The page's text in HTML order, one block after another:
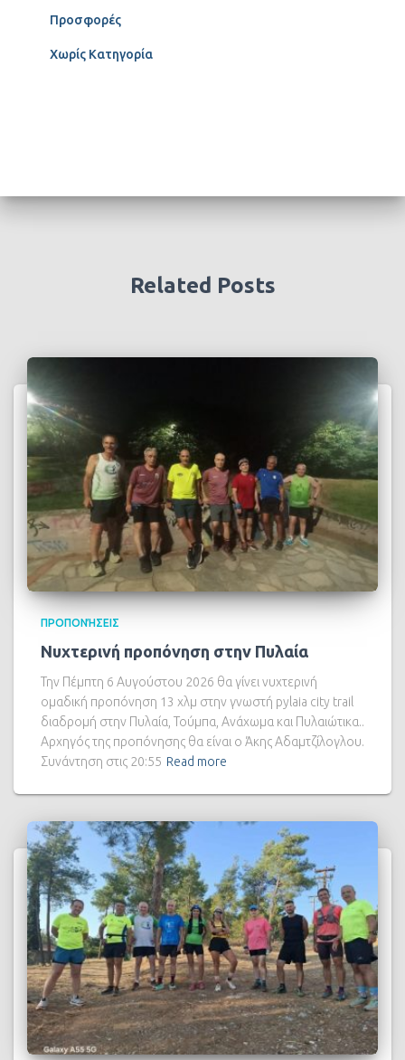
Προσφορές
Χωρίς Κατηγορία
Related Posts
ΠΡΟΠΟΝΉΣΕΙΣ
Νυχτερινή προπόνηση στην Πυλαία
Την Πέμπτη 6 Αυγούστου 2026 θα γίνει νυχτερινή
ομαδική προπόνηση 13 χλμ στην γνωστή pylaia city trail
διαδρομή στην Πυλαία, Τούμπα, Ανάχωμα και Πυλαιώτικα..
Αρχηγός της προπόνησης θα είναι ο Άκης Αδαμτζίλογλου.
Συνάντηση στις 20:55 Read more